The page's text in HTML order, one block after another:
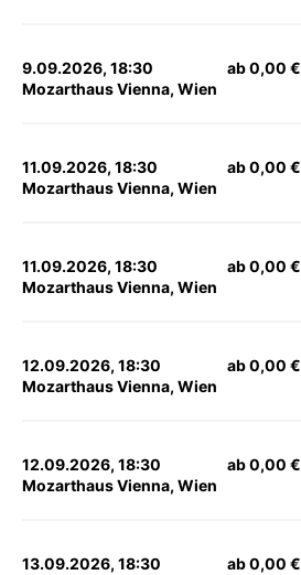
9.09.2026, 18:30
Mozarthaus Vienna, Wien
ab 0,00 €
11.09.2026, 18:30
Mozarthaus Vienna, Wien
ab 0,00 €
11.09.2026, 18:30
Mozarthaus Vienna, Wien
ab 0,00 €
12.09.2026, 18:30
Mozarthaus Vienna, Wien
ab 0,00 €
12.09.2026, 18:30
Mozarthaus Vienna, Wien
ab 0,00 €
13.09.2026, 18:30
ab 0,00 €